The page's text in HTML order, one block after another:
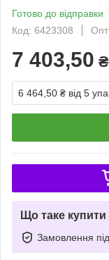
Готово до відправки
Код: 6423308
Опт
7 403,50
6 464,50 ₴ від 5
Що таке
Замовлення